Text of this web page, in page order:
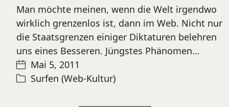
Man möchte meinen, wenn die Welt irgendwo
wirklich grenzenlos ist, dann im Web. Nicht nur
die Staatsgrenzen einiger Diktaturen belehren
uns eines Besseren. Jüngstes Phänomen…
Mai 5, 2011
Surfen (Web-Kultur)